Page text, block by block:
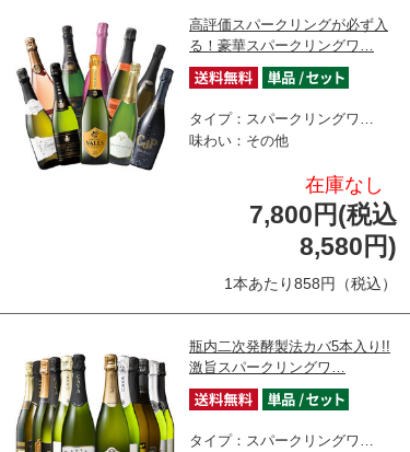
高評価スパークリングが必ず入
る！豪華スパークリングワ…
タイプ：スパークリングワ…
味わい：その他
在庫なし
7,800円(税込
8,580円)
1本あたり858円（税込）
瓶内二次発酵製法カバ5本入り!!
激旨スパークリングワ…
タイプ：スパークリングワ…